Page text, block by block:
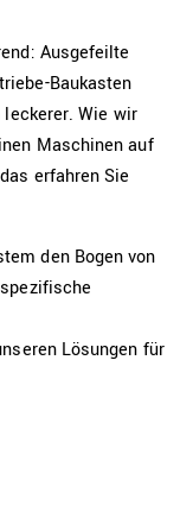
Ausgefeilte
Baukasten
Wie wir
Maschinen auf
erfahren Sie
den Bogen von
Lösungen für